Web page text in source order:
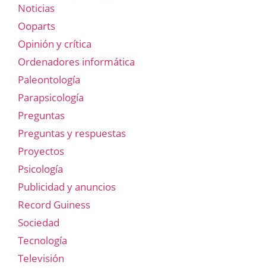
Noticias
Ooparts
Opinión y crítica
Ordenadores informática
Paleontología
Parapsicología
Preguntas
Preguntas y respuestas
Proyectos
Psicología
Publicidad y anuncios
Record Guiness
Sociedad
Tecnología
Televisión